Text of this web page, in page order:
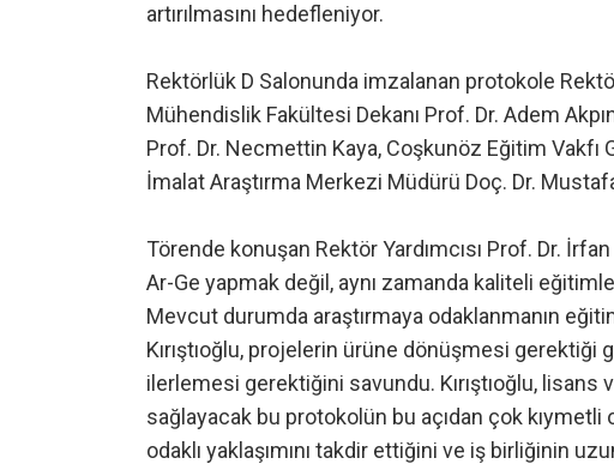
artırılmasını hedefleniyor.
Rektörlük D Salonunda imzalanan protokole Rektör
Mühendislik Fakültesi Dekanı Prof. Dr. Adem
Prof. Dr. Necmettin Kaya, Coşkunöz Eğitim Vakfı
İmalat Araştırma Merkezi Müdürü Doç. Dr.
Törende konuşan Rektör Yardımcısı Prof. Dr.
Ar-Ge yapmak değil, aynı zamanda kaliteli
Mevcut durumda araştırmaya odaklanmanın
Kırıştıoğlu, projelerin ürüne dönüşmesi gerektiği
ilerlemesi gerektiğini savundu. Kırıştıoğlu,
sağlayacak bu protokolün bu açıdan çok
odaklı yaklaşımını takdir ettiğini ve iş birliğinin